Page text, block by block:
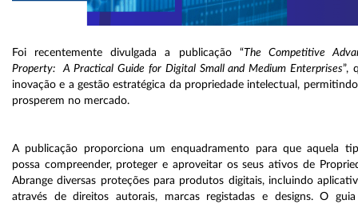
Foi recentemente divulgada a publicação “The Competitive
Property: A Practical Guide for Digital Small and Medium Enterprises”,
inovação e a gestão estratégica da propriedade intelectual,
prosperem no mercado.
A publicação proporciona um enquadramento para que aquela
possa compreender, proteger e aproveitar os seus ativos de
Abrange diversas proteções para produtos digitais, incluindo
através de direitos autorais, marcas registadas e designs. O